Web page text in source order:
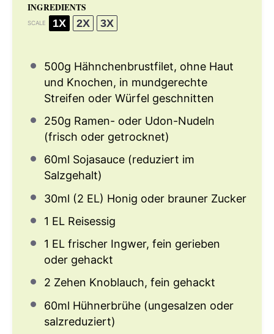
INGREDIENTS
SCALE 1X 2X 3X
500g Hähnchenbrustfilet, ohne Haut
und Knochen, in mundgerechte
Streifen oder Würfel geschnitten
250g Ramen- oder Udon-Nudeln
(frisch oder getrocknet)
60ml Sojasauce (reduziert im
Salzgehalt)
30ml (2 EL) Honig oder brauner Zucker
1 EL Reisessig
1 EL frischer Ingwer, fein gerieben
oder gehackt
2 Zehen Knoblauch, fein gehackt
60ml Hühnerbrühe (ungesalzen oder
salzreduziert)